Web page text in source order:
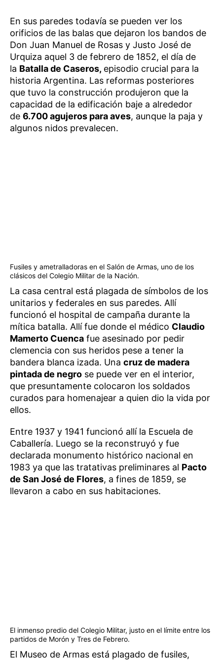
En sus paredes todavía se pueden ver los
orificios de las balas que dejaron los bandos de
Don Juan Manuel de Rosas y Justo José de
Urquiza aquel 3 de febrero de 1852, el día de
la Batalla de Caseros, episodio crucial para la
historia Argentina. Las reformas posteriores
que tuvo la construcción produjeron que la
capacidad de la edificación baje a alrededor
de 6.700 agujeros para aves, aunque la paja y
algunos nidos prevalecen.
Fusiles y ametralladoras en el Salón de Armas, uno de los
clásicos del Colegio Militar de la Nación.
La casa central está plagada de símbolos de los
unitarios y federales en sus paredes. Allí
funcionó el hospital de campaña durante la
mítica batalla. Allí fue donde el médico Claudio
Mamerto Cuenca ­ fue asesinado por pedir
clemencia con sus heridos pese a tener la
bandera blanca izada. Una cruz de madera
pintada de negro se puede ver en el interior,
que presuntamente colocaron los soldados
curados para homenajear a quien dio la vida por
ellos.
Entre 1937 y 1941 funcionó allí la Escuela de
Caballería. Luego se la reconstruyó y fue
declarada monumento histórico nacional en
1983 ya que las tratativas preliminares al Pacto
de San José de Flores, a fines de 1859, se
llevaron a cabo en sus habitaciones.
El inmenso predio del Colegio Militar, justo en el límite entre los
partidos de Morón y Tres de Febrero.
El Museo de Armas está plagado de fusiles,